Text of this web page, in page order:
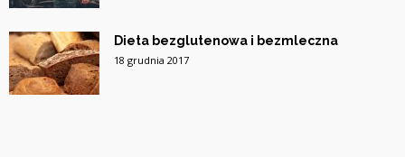
Dieta bezglutenowa i bezmleczna
18 grudnia 2017